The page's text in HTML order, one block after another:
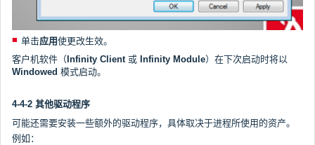
单击应用使更改生效。
客户机软件（ Infinity Client或 Infinity Module）在下次启动时将以
Windowed 模式启动。
4-4-2 其他驱动程序
可能还需要安装一些额外的驱动程序，具体取决于进程所使用的资产。
例如：